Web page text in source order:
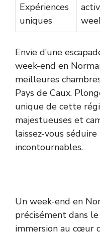
Expériences
uniques
Envie d’une
week-end en
meilleures
Pays de Caux.
unique de cette
majestueuses et
laissez-vous séduire
incontournables.
Un week-end en
précisément dans
immersion au cœur